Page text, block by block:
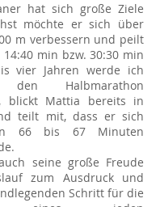
hat sich große Ziele
möchte er sich über
m verbessern und peilt
min bzw. 30:30 min
vier Jahren werde ich
Halbmarathon
blickt Mattia bereits in
teilt mit, dass er sich
66 bis 67 Minuten
seine große Freude
zum Ausdruck und
Schritt für die